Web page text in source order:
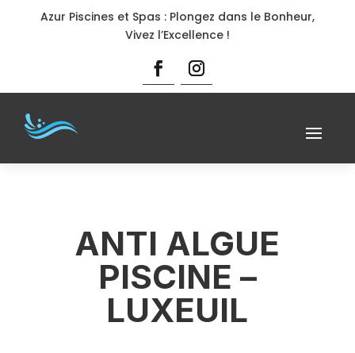
Azur Piscines et Spas : Plongez dans le Bonheur,
Vivez l’Excellence !
ANTI ALGUE
PISCINE –
LUXEUIL